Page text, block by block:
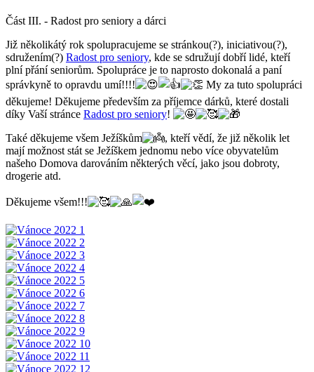
Část III. - Radost pro seniory a dárci
Již několikátý rok spolupracujeme se stránkou(?), iniciativou(?),
sdružením(?) Radost pro seniory, kde se sdružují dobří lidé, kteří
plní přání seniorům. Spolupráce je to naprosto dokonalá a paní
správkyně to opravdu umí!!!!
My za tuto spolupráci
děkujeme! Děkujeme především za příjemce dárků, které dostali
díky Vaší stránce Radost pro seniory!
Také děkujeme všem Ježíškům
, kteří vědí, že již několik let
mají možnost stát se Ježíškem jednomu nebo více obyvatelům
našeho Domova darováním některých věcí, jako jsou dobroty,
drogerie atd.
Děkujeme všem!!!